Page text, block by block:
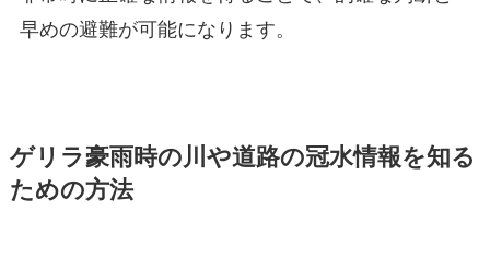
早めの避難が可能になります。
ゲリラ豪雨時の川や道路の冠水情報を知る
ための方法